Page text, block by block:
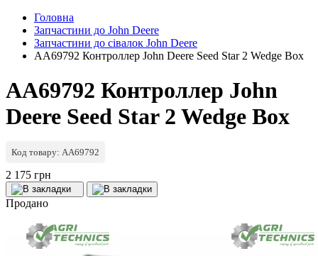
Головна
Запчастини до John Deere
Запчастини до сівалок John Deere
AA69792 Контроллер John Deere Seed Star 2 Wedge Box
AA69792 Контроллер John
Deere Seed Star 2 Wedge Box
Код товару: AA69792
2 175 грн
Продано